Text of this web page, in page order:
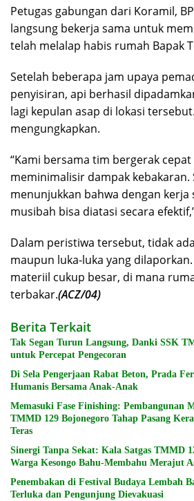
Petugas gabungan dari Koramil,
langsung bekerja sama untuk
telah melalap habis rumah Bapak
Setelah beberapa jam upaya
penyisiran, api berhasil
lagi kepulan asap di lokasi
mengungkapkan.
“Kami bersama tim bergerak
meminimalisir dampak kebakaran.
menunjukkan bahwa dengan kerja
musibah bisa diatasi secara
Dalam peristiwa tersebut, tidak
maupun luka-luka yang
materiil cukup besar, di mana
terbakar.(ACZ/04)
Berita Terkait
Tak Segan Turun Langsung, Danki SSK
untuk Percepat Pengecoran
Di Sela Pengerjaan Rabat Beton, Prada
Humanis Bersama Anak-Anak
Memasuki Fase Finishing: Pembangunan
TMMD 129 Bojonegoro Tahap Pasang
Teras
Sinergi Tanpa Sekat: Kala Satgas TMMD
Warga Kesongo Bahu-Membahu Merajut
Penembakan di Festival Budaya Lembah
Terluka dan Pengunjung Dievakuasi